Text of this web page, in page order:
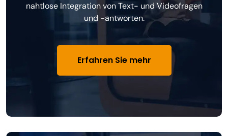
nahtlose Integration von Text- und Videofragen
und -antworten.
Erfahren Sie mehr